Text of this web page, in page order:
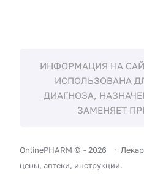
ИНФОРМАЦИЯ НА
ИСПОЛЬЗОВАНА
ДИАГНОЗА,
ЗАМЕНЯЕТ
OnlinePHARM © -2026
цены, аптеки, инструкции.